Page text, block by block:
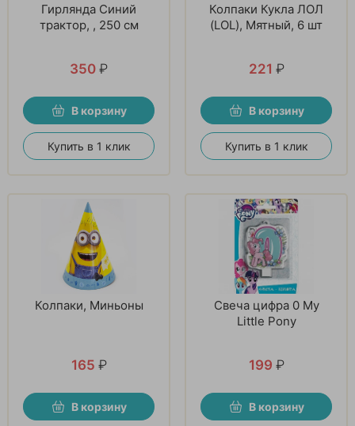
Гирлянда Синий
трактор, , 250 см
350 ₽
В корзину
Купить в 1 клик
Колпаки Кукла ЛОЛ
(LOL), Мятный, 6 шт
221 ₽
В корзину
Купить в 1 клик
Колпаки, Миньоны
165 ₽
В корзину
Свеча цифра 0 My
Little Pony
199 ₽
В корзину